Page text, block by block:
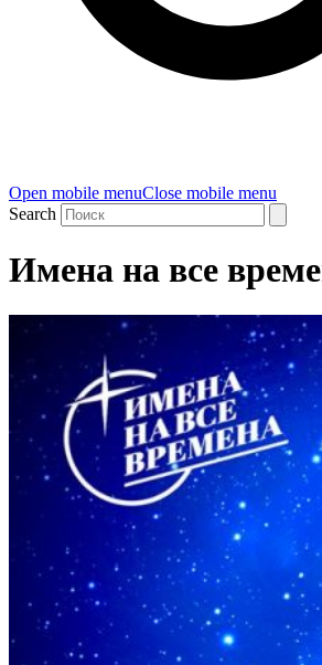
Open mobile menuClose mobile menu
Search
Имена на все